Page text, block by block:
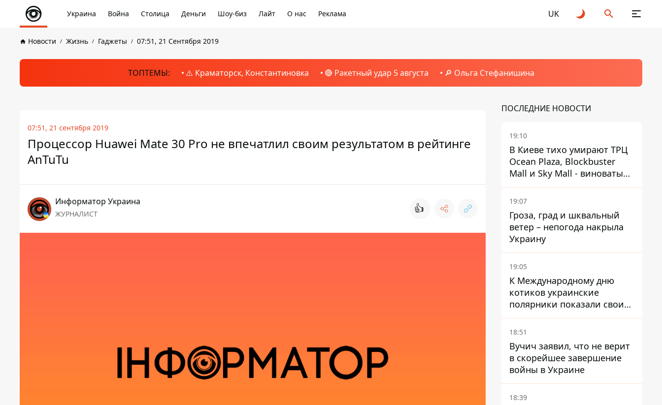
Украина Война Столица Деньги Шоу-биз Лайт О нас Реклама UK
Новости Жизнь Гаджеты 07:51, 21 Сентября 2019
ТОПТЕМЫ: ⚠️ Краматорск, Константиновка 🔴 Ракетный удар 5 августа 🔎 Ольга Стефанишина
07:51, 21 сентября 2019
Процессор Huawei Mate 30 Pro не впечатлил своим результатом в рейтинге
AnTuTu
Информатор Украина
ЖУРНАЛИСТ 👍
ПОСЛЕДНИЕ НОВОСТИ
19:10
В Киеве тихо умирают ТРЦ
Ocean Plaza, Blockbuster
Mall и Sky Mall - виноваты
ленивые менеджеры и
каннибализм
19:07
Гроза, град и шквальный
ветер – непогода накрыла
Украину
19:05
К Международному дню
котиков украинские
полярники показали своих
полярников в Антарктиде
18:51
Вучич заявил, что не верит
в скорейшее завершение
войны в Украине
18:39